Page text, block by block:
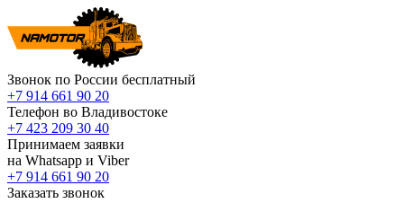
Звонок по России бесплатный
+7 914 661 90 20
Телефон во Владивостоке
+7 423 209 30 40
Принимаем заявки
на Whatsapp и Viber
+7 914 661 90 20
Заказать звонок